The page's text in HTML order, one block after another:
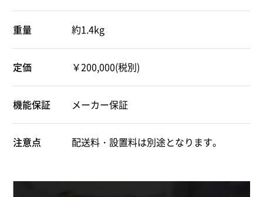
重量 約1.4kg
定価 ￥200,000(税別)
機能保証 メーカー保証
注意点 配送料・設置料は別途となります。